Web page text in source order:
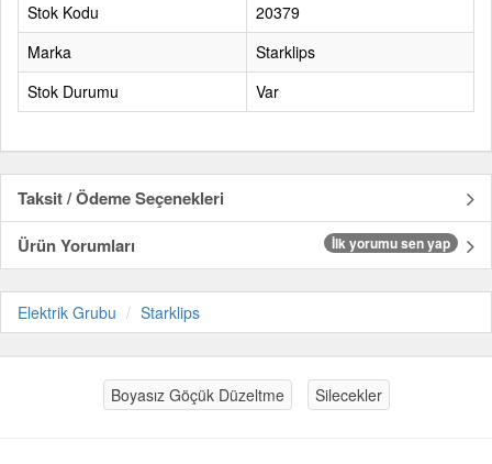
Stok Kodu
20379
Marka
Starklips
Stok Durumu
Var
Taksit / Ödeme Seçenekleri
Ürün Yorumları
İlk yorumu sen yap
Elektrik Grubu Starklips
Boyasız Göçük Düzeltme Silecekler